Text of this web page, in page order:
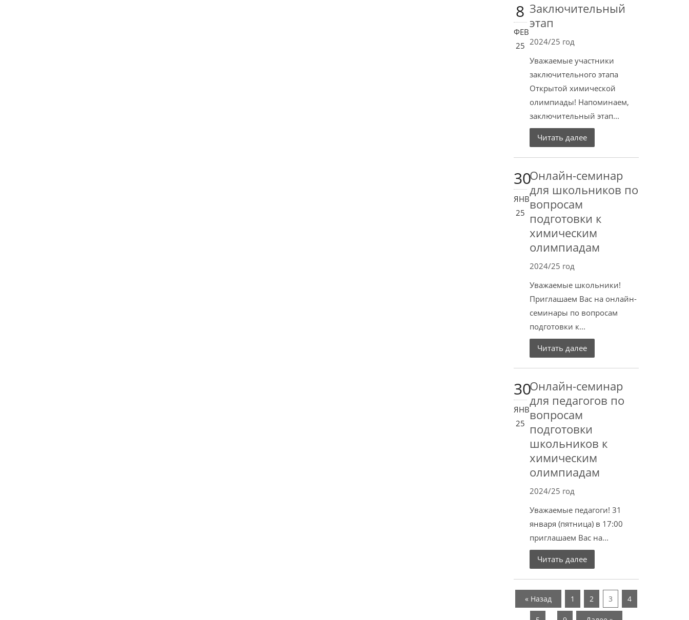
8
ФЕВ
25
Заключительный
этап
2024/25 год
Уважаемые участники
заключительного этапа
Открытой химической
олимпиады! Напоминаем,
заключительный этап...
Читать далее
30
ЯНВ
25
Онлайн-семинар
для школьников по
вопросам
подготовки к
химическим
олимпиадам
2024/25 год
Уважаемые школьники!
Приглашаем Вас на онлайн-
семинары по вопросам
подготовки к...
Читать далее
30
ЯНВ
25
Онлайн-семинар
для педагогов по
вопросам
подготовки
школьников к
химическим
олимпиадам
2024/25 год
Уважаемые педагоги! 31
января (пятница) в 17:00
приглашаем Вас на...
Читать далее
« Назад 1 2 3 4